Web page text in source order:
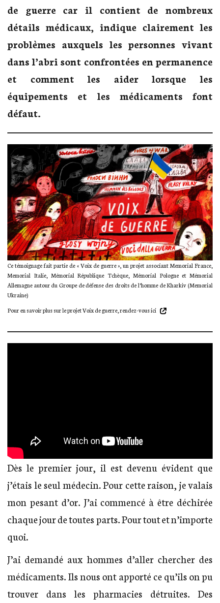
de guerre car il contient de nombreux
détails médicaux, indique clairement les
problèmes auxquels les personnes vivant
dans l’abri sont confrontées en permanence
et comment les aider lorsque les
équipements et les médicaments font
défaut.
Ce témoignage fait partie de « Voix de guerre », un projet associant Memorial France,
Memorial Italie, Mémorial République Tchèque, Mémorial Pologne et Mémorial
Allemagne autour du Groupe de défense des droits de l’homme de Kharkiv (Memorial
Ukraine)
Pour en savoir plus sur le projet Voix de guerre, rendez-vous ici
Dès le premier jour, il est devenu évident que
j’étais le seul médecin. Pour cette raison, je valais
mon pesant d’or. J’ai commencé à être déchirée
chaque jour de toutes parts. Pour tout et n’importe
quoi.
J’ai demandé aux hommes d’aller chercher des
médicaments. Ils nous ont apporté ce qu’ils on pu
trouver dans les pharmacies détruites. Des